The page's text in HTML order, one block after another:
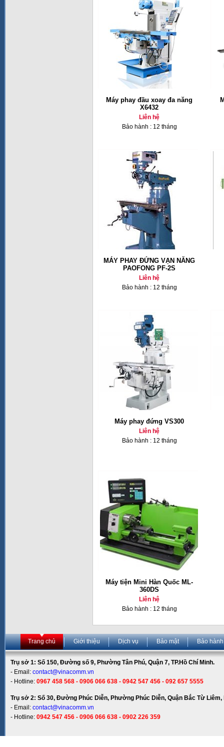
Máy phay đầu xoay đa năng
X6432
Liên hệ
Bảo hành : 12 tháng
MÁY PHAY ĐỨNG VẠN NĂNG
PAOFONG PF-2S
Liên hệ
Bảo hành : 12 tháng
Máy phay đứng VS300
Liên hệ
Bảo hành : 12 tháng
Máy tiện Mini Hàn Quốc ML-
360DS
Liên hệ
Bảo hành : 12 tháng
Trang chủ Giới thiệu Dịch vụ Bảo mật Bảo hành
Trụ sở 1: Số 150, Đường số 9, Phường Tân Phú, Quận 7, TP.Hồ Chí Minh.
- Email: contact@vinacomm.vn
- Hotline: 0967 458 568 - 0906 066 638 - 0942 547 456 - 092 657 5555
Trụ sở 2: Số 30, Đường Phúc Diễn, Phường Phúc Diễn, Quận Bắc Từ Liêm,
- Email: contact@vinacomm.vn
- Hotline: 0942 547 456 - 0906 066 638 - 0902 226 359